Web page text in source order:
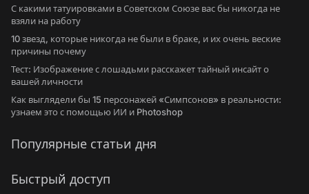
С какими татуировками в Советском Союзе вас бы никогда не
взяли на работу
10 звезд, которые никогда не были в браке, и их очень веские
причины почему
Тест: Изображение с лошадьми расскажет тайный инсайт о
вашей личности
Как выглядели бы 15 персонажей «Симпсонов» в реальности:
узнаем это с помощью ИИ и Photoshop
Популярные статьи дня
Быстрый доступ